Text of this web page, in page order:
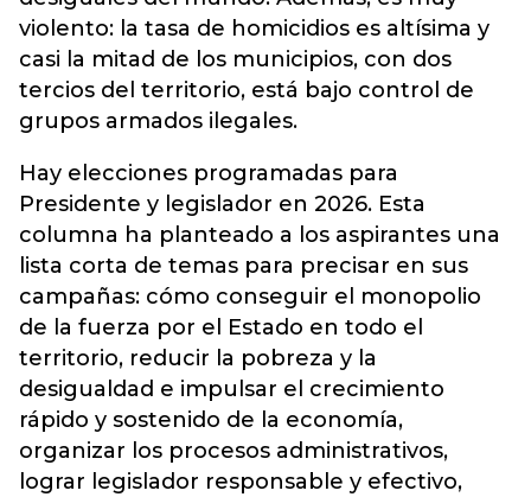
violento: la tasa de homicidios es altísima y
casi la mitad de los municipios, con dos
tercios del territorio, está bajo control de
grupos armados ilegales.
Hay elecciones programadas para
Presidente y legislador en 2026. Esta
columna ha planteado a los aspirantes una
lista corta de temas para precisar en sus
campañas: cómo conseguir el monopolio
de la fuerza por el Estado en todo el
territorio, reducir la pobreza y la
desigualdad e impulsar el crecimiento
rápido y sostenido de la economía,
organizar los procesos administrativos,
lograr legislador responsable y efectivo,